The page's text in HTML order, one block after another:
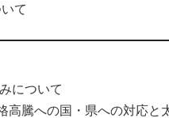
て
について
高騰への国・県への対応と